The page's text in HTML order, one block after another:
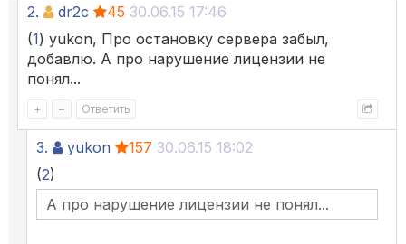
2. dr2c 45 30.06.15 17:46
(1) yukon, Про остановку сервера забыл,
добавлю. А про нарушение лицензии не
понял...
+ – Ответить
3. yukon 157 30.06.15 18:02
(2)
А про нарушение лицензии не понял...